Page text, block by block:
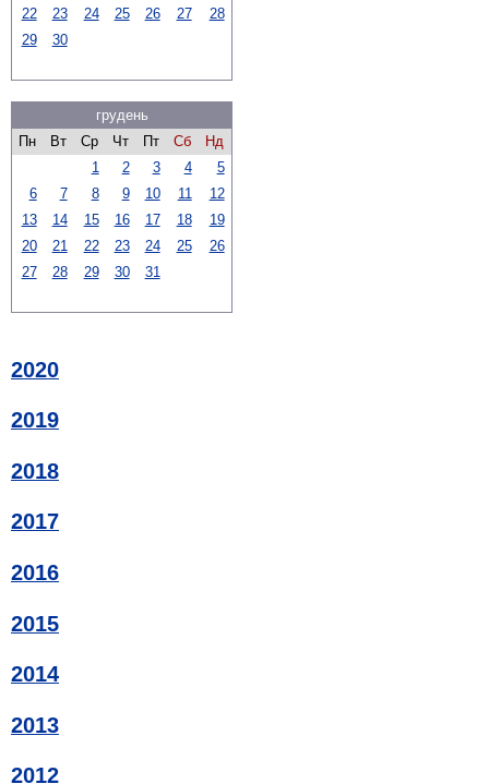
22 23 24 25 26 27
28
29
30
грудень
Пн
Вт Ср Чт Пт Сб
Нд
1
2 3 4
5
6
7 8 9 10 11
12
13
14 15 16 17 18
19
20
21 22 23 24 25
26
27
28 29 30 31
2020
2019
2018
2017
2016
2015
2014
2013
2012